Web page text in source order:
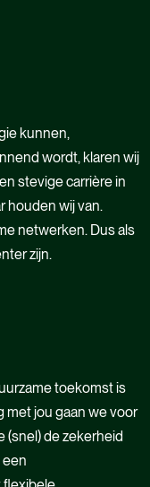
kunnen,
wordt, klaren wij
stevige carrière in
houden wij van.
netwerken. Dus als
zijn.
toekomst is
met jou gaan we voor
(snel) de zekerheid
een